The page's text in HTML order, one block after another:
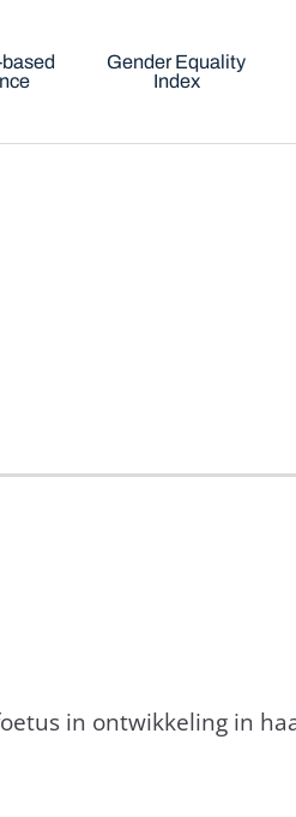
Gender Equality
Index
in ontwikkeling in